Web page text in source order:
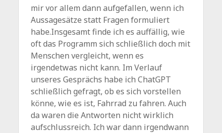
mir vor allem dann aufgefallen, wenn ich
Aussagesätze statt Fragen formuliert
habe.Insgesamt finde ich es auffällig, wie
oft das Programm sich schließlich doch mit
Menschen vergleicht, wenn es
irgendetwas nicht kann. Im Verlauf
unseres Gesprächs habe ich ChatGPT
schließlich gefragt, ob es sich vorstellen
könne, wie es ist, Fahrrad zu fahren. Auch
da waren die Antworten nicht wirklich
aufschlussreich. Ich war dann irgendwann